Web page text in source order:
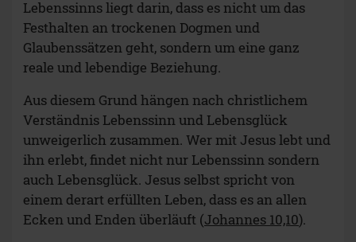
Lebenssinns liegt darin, dass es nicht um das
Festhalten an trockenen Dogmen und
Glaubenssätzen geht, sondern um eine ganz
reale und lebendige Beziehung.
Aus diesem Grund hängen nach christlichem
Verständnis Lebenssinn und Lebensglück
unweigerlich zusammen. Wer mit Jesus lebt und
ihn erlebt, findet nicht nur Lebenssinn sondern
auch Lebensglück. Jesus selbst spricht von
einem derart erfüllten Leben, dass es an allen
Ecken und Enden überläuft (Johannes 10,10).